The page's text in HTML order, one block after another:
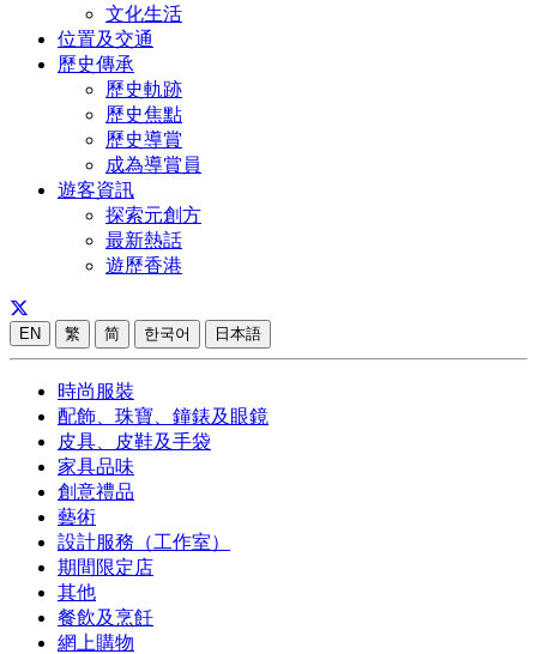
文化生活
位置及交通
歷史傳承
歷史軌跡
歷史焦點
歷史導賞
成為導賞員
遊客資訊
探索元創方
最新熱話
遊歷香港
EN 繁 简 한국어 日本語
時尚服裝
配飾、珠寶、鐘錶及眼鏡
皮具、皮鞋及手袋
家具品味
創意禮品
藝術
設計服務（工作室）
期間限定店
其他
餐飲及烹飪
網上購物